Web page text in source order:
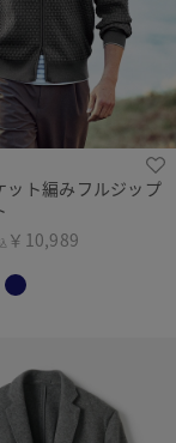
ット編みフルジップ
￥10,989